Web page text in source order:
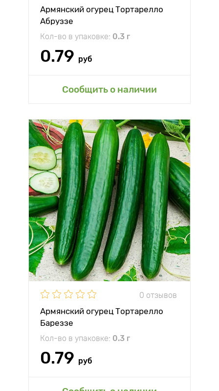
Армянский огурец Тортарелло
Абруззе
Кол-во в упаковке: 0.3 г
0.79 руб
Сообщить о наличии
0 отзывов
Армянский огурец Тортарелло
Бареззе
Кол-во в упаковке: 0.3 г
0.79 руб